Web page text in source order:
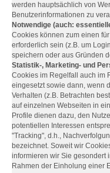
werden hauptsächlich von
Benutzerinformationen zu
Notwendige (auch:
Cookies können zum einen
erforderlich sein (z.B. um
speichern oder aus Gründen
Statistik-, Marketing- und
Cookies im Regelfall auch im
eingesetzt sowie dann, wenn
Verhalten (z.B. Betrachten
auf einzelnen Webseiten in
Profile dienen dazu, den
potentiellen Interessen
"Tracking", d.h.,
bezeichnet. Soweit wir
informieren wir Sie gesondert
Rahmen der Einholung einer